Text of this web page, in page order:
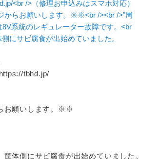
tbhd.jp/
お願いします。※※
体側にサビ腐食が出始めていました。